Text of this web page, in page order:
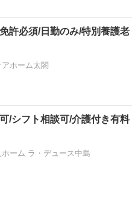
許必須/日勤のみ/特別養護老
ホーム太閤
/シフト相談可/介護付き有料
ーム ラ・デュース中島